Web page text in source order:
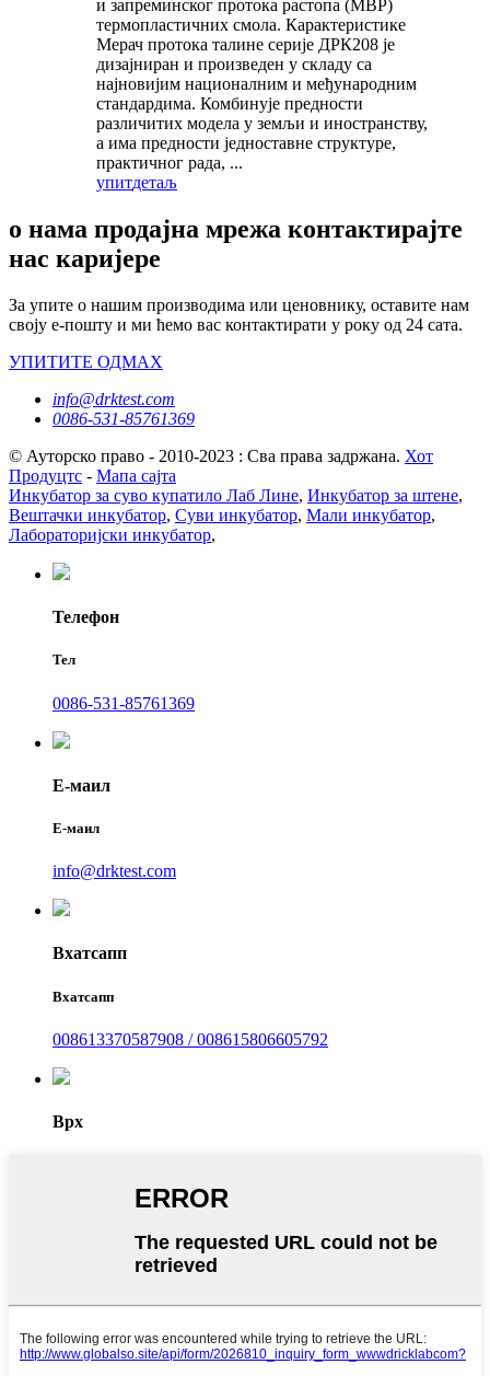
и запреминског протока растопа (МВР)
термопластичних смола. Карактеристике
Мерач протока талине серије ДРК208 је
дизајниран и произведен у складу са
најновијим националним и међународним
стандардима. Комбинује предности
различитих модела у земљи и иностранству,
а има предности једноставне структуре,
практичног рада, ...
упитдетаљ
о нама продајна мрежа контактирајте
нас каријере
За упите о нашим производима или ценовнику, оставите нам
своју е-пошту и ми ћемо вас контактирати у року од 24 сата.
УПИТИТЕ ОДМАХ
info@drktest.com
0086-531-85761369
© Ауторско право - 2010-2023 : Сва права задржана. Хот
Продуцтс - Мапа сајта
Инкубатор за суво купатило Лаб Лине, Инкубатор за штене,
Вештачки инкубатор, Суви инкубатор, Мали инкубатор,
Лабораторијски инкубатор,
Телефон
Тел
0086-531-85761369
Е-маил
Е-маил
info@drktest.com
Вхатсапп
Вхатсапп
008613370587908 / 008615806605792
Врх